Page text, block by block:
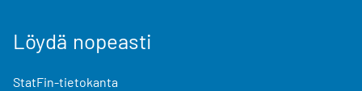
Löydä nopeasti
StatFin-tietokanta